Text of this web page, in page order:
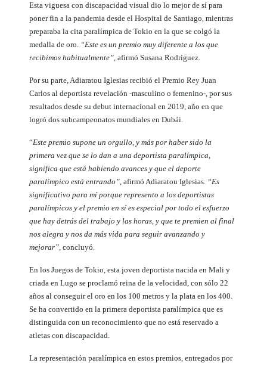
Esta viguesa con discapacidad visual dio lo mejor de sí para
poner fin a la pandemia desde el Hospital de Santiago, mientras
preparaba la cita paralímpica de Tokio en la que se colgó la
medalla de oro. “Este es un premio muy diferente a los que
recibimos habitualmente”, afirmó Susana Rodríguez.
Por su parte, Adiaratou Iglesias recibió el Premio Rey Juan
Carlos al deportista revelación -masculino o femenino-, por sus
resultados desde su debut internacional en 2019, año en que
logró dos subcampeonatos mundiales en Dubái.
“Este premio supone un orgullo, y más por haber sido la
primera vez que se lo dan a una deportista paralímpica,
significa que está habiendo avances y que el deporte
paralímpico está entrando”, afirmó Adiaratou Iglesias. “Es
significativo para mí porque represento a los deportistas
paralímpicos y el premio en sí es especial por todo el esfuerzo
que hay detrás del trabajo y las horas, y que te premien al final
nos alegra y nos da más vida para seguir avanzando y
mejorar”, concluyó.
En los Juegos de Tokio, esta joven deportista nacida en Mali y
criada en Lugo se proclamó reina de la velocidad, con sólo 22
años al conseguir el oro en los 100 metros y la plata en los 400.
Se ha convertido en la primera deportista paralímpica que es
distinguida con un reconocimiento que no está reservado a
atletas con discapacidad.
La representación paralímpica en estos premios, entregados por